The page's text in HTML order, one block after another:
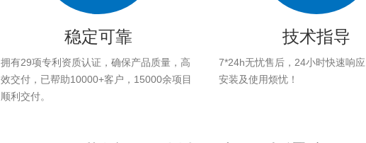
稳定可靠
拥有29项专利资质认证，确保产品质量，高
效交付，已帮助10000+客户，15000余项目
顺利交付。
技术指导
7*24h无忧售后，24小时快速响
安装及使用烦忧！